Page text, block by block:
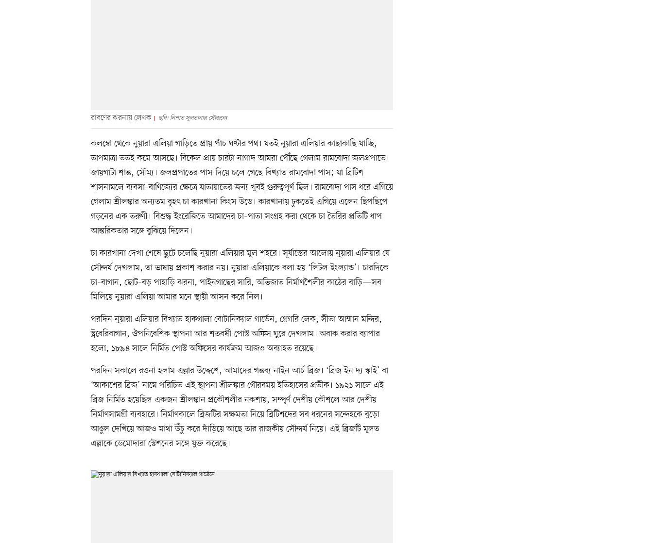
রাবণের ঝরনায় লেখক ছবি: নিশাত সুলতানার সৌজন্যে
কলম্বো থেকে নুয়ারা এলিয়া গাড়িতে প্রায় পাঁচ ঘণ্টার পথ। যতই নুয়ারা এলিয়ার কাছাকাছি যাচ্ছি,
তাপমাত্রা ততই কমে আসছে। বিকেল প্রায় চারটা নাগাদ আমরা পৌঁছে গেলাম রামবোদা জলপ্রপাতে।
জায়গাটা শান্ত, সৌম্য। জলপ্রপাতের পাস দিয়ে চলে গেছে বিখ্যাত রামবোদা পাস; যা ব্রিটিশ
শাসনামলে ব্যবসা–বাণিজ্যের ক্ষেত্রে যাতায়াতের জন্য খুবই গুরুত্বপূর্ণ ছিল। রামবোদা পাস ধরে এগিয়ে
গেলাম শ্রীলঙ্কার অন্যতম বৃহৎ চা কারখানা কিংস উডে। কারখানায় ঢুকতেই এগিয়ে এলেন ছিপছিপে
গড়নের এক তরুণী। বিশুদ্ধ ইংরেজিতে আমাদের চা–পাতা সংগ্রহ করা থেকে চা তৈরির প্রতিটি ধাপ
আন্তরিকতার সঙ্গে বুঝিয়ে দিলেন।
চা কারখানা দেখা শেষে ছুটে চলেছি নুয়ারা এলিয়ার মূল শহরে। সূর্যাস্তের আলোয় নুয়ারা এলিয়ার যে
সৌন্দর্য দেখলাম, তা ভাষায় প্রকাশ করার নয়। নুয়ারা এলিয়াকে বলা হয় ‘লিটল ইংল্যান্ড’। চারদিকে
চা–বাগান, ছোট–বড় পাহাড়ি ঝরনা, পাইনগাছের সারি, অভিজাত নির্মাণশৈলীর কাঠের বাড়ি—সব
মিলিয়ে নুয়ারা এলিয়া আমার মনে স্থায়ী আসন করে নিল।
পরদিন নুয়ারা এলিয়ার বিখ্যাত হাকগালা বোটানিক্যাল গার্ডেন, গ্রেগরি লেক, সীতা আম্মান মন্দির,
স্ট্রবেরিবাগান, ঔপনিবেশিক স্থাপনা আর শতবর্ষী পোস্ট অফিস ঘুরে দেখলাম। অবাক করার ব্যাপার
হলো, ১৮৯৪ সালে নির্মিত পোস্ট অফিসের কার্যক্রম আজও অব্যাহত রয়েছে।
পরদিন সকালে রওনা হলাম এল্লার উদ্দেশে, আমাদের গন্তব্য নাইন আর্চ ব্রিজ। ‘ব্রিজ ইন দ্য স্কাই’ বা
‘আকাশের ব্রিজ’ নামে পরিচিত এই স্থাপনা শ্রীলঙ্কার গৌরবময় ইতিহাসের প্রতীক। ১৯২১ সালে এই
ব্রিজ নির্মিত হয়েছিল একজন শ্রীলঙ্কান প্রকৌশলীর নকশায়, সম্পূর্ণ দেশীয় কৌশলে আর দেশীয়
নির্মাণসামগ্রী ব্যবহারে। নির্মাণকালে ব্রিজটির সক্ষমতা নিয়ে ব্রিটিশদের সব ধরনের সন্দেহকে বুড়ো
আঙুল দেখিয়ে আজও মাথা উঁচু করে দাঁড়িয়ে আছে তার রাজকীয় সৌন্দর্য নিয়ে। এই ব্রিজটি মূলত
এল্লাকে ডেমোদারা স্টেশনের সঙ্গে যুক্ত করেছে।